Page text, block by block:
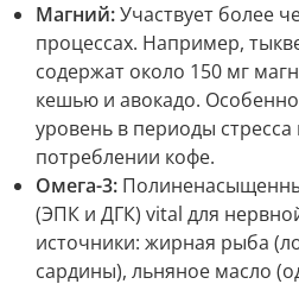
Магний:Участвует более
процессах. Например,
содержат около 150 мг
кешью и авокадо.
уровень в периоды
потреблении кофе.
Омега-3:
(ЭПК и ДГК) vital для
источники: жирная рыба
сардины), льняное масло